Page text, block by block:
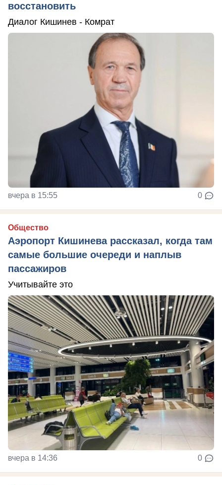
восстановить
Диалог Кишинев - Комрат
вчера в 15:55 0
Общество
Аэропорт Кишинева рассказал, когда там
самые большие очереди и наплыв
пассажиров
Учитывайте это
вчера в 14:36 0